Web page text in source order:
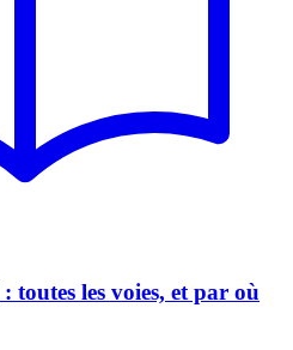
toutes les voies, et par où